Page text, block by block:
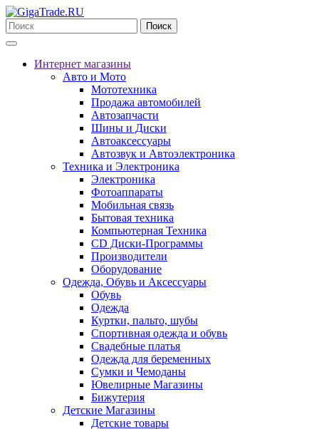
Поиск
Интернет магазины
Авто и Мото
Мототехника
Продажа автомобилей
Автозапчасти
Шины и Диски
Автоаксессуары
Автозвук и Автоэлектроника
Техника и Электроника
Электроника
Фотоаппараты
Мобильная связь
Бытовая техника
Компьютерная Техника
CD Диски-Программы
Производители
Оборудование
Одежда, Обувь и Аксессуары
Обувь
Одежда
Куртки, пальто, шубы
Спортивная одежда и обувь
Свадебные платья
Одежда для беременных
Сумки и Чемоданы
Ювелирные Магазины
Бижутерия
Детские Магазины
Детские товары